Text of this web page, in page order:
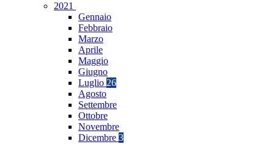
2021
Gennaio
Febbraio
Marzo
Aprile
Maggio
Giugno
Luglio 26
Agosto
Settembre
Ottobre
Novembre
Dicembre 3